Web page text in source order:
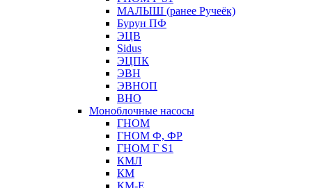
МАЛЫШ (ранее Ручеёк)
Бурун ПФ
ЭЦВ
Sidus
ЭЦПК
ЭВН
ЭВНОП
ВНО
Моноблочные насосы
ГНОМ
ГНОМ Ф, ФР
ГНОМ Г S1
КМЛ
КМ
КМ-Е